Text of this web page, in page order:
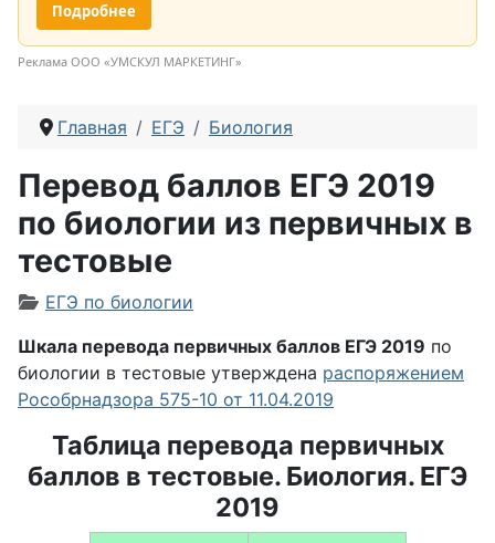
Подробнее
Реклама ООО «УМСКУЛ МАРКЕТИНГ»
Главная ЕГЭ Биология
Перевод баллов ЕГЭ 2019
по биологии из первичных в
тестовые
Информация о материале
ЕГЭ по биологии
Шкала перевода первичных баллов ЕГЭ 2019 по
биологии в тестовые утверждена распоряжением
Рособрнадзора 575-10 от 11.04.2019
Таблица перевода первичных
баллов в тестовые. Биология. ЕГЭ
2019